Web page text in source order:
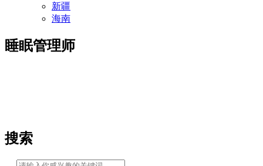
新疆
海南
睡眠管理师
搜索